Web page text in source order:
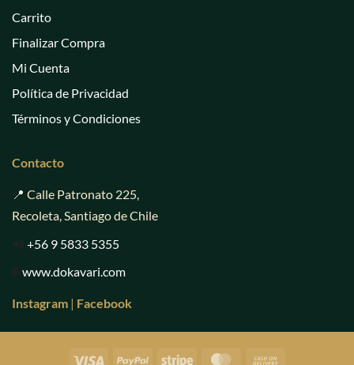
Carrito
Finalizar Compra
Mi Cuenta
Política de Privacidad
Términos y Condiciones
Contacto
📍 Calle Patronato 225,
Recoleta, Santiago de Chile
📲 +56 9 5833 5355
🌐www.dokavari.com
Instagram | Facebook
Visa PayPal Stripe MasterCard